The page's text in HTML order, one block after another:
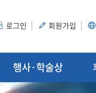
로그인 회원가입
행사·학술상